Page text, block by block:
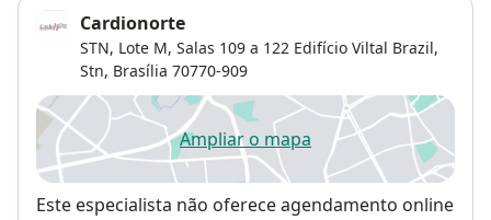
Cardionorte
STN, Lote M, Salas 109 a 122 Edifício Viltal Brazil,
Stn, Brasília 70770-909
Ampliar o mapaabre num novo separador
Disponibilidade
Este especialista não oferece agendamento online